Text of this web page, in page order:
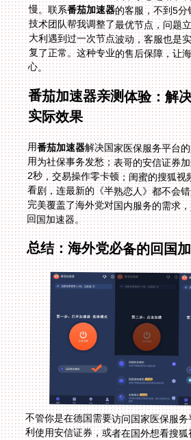
慢。联系番茄加速器的客服，不到5分
技术团队帮我调整了最优节
大利遇到过一次节点波动，
复了正常。这种专业的售
心。
番茄加速器亲测体验：解
实际效果
用番茄加速器解决国家医保服务平台
用为社保事务发愁；表哥的安信
2秒，交易操作零卡顿；闺蜜的
看剧，连最新的《半熟恋人》都
完美覆盖了海外党对国内服务的
回国加速器。
总结：海外党必备的回国
不管你是在德国需要访问国家医保服
利使用安信证券，或者在国外想看搜狐